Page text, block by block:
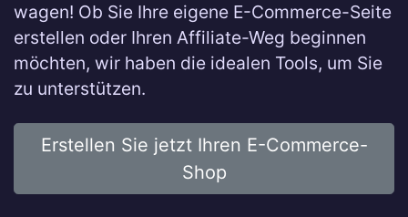
wagen! Ob Sie Ihre eigene E-Commerce-Seite
erstellen oder Ihren Affiliate-Weg beginnen
möchten, wir haben die idealen Tools, um Sie
zu unterstützen.
Erstellen Sie jetzt Ihren E-Commerce-
Shop